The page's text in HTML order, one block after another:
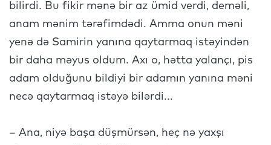
bilirdi. Bu fikir mənə bir az ümid verdi, deməli,
anam mənim tərəfimdədi. Amma onun məni
yenə də Samirin yanına qaytarmaq istəyindən
bir daha məyus oldum. Axı o, hətta yalançı, pis
adam olduğunu bildiyi bir adamın yanına məni
necə qaytarmaq istəyə bilərdi...
– Ana, niyə başa düşmürsən, heç nə yaxşı